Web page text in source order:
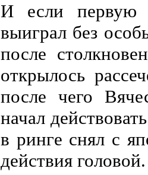
И если первую
выиграл без
после
открылось
после чего
начал
в ринге снял с
действия головой.